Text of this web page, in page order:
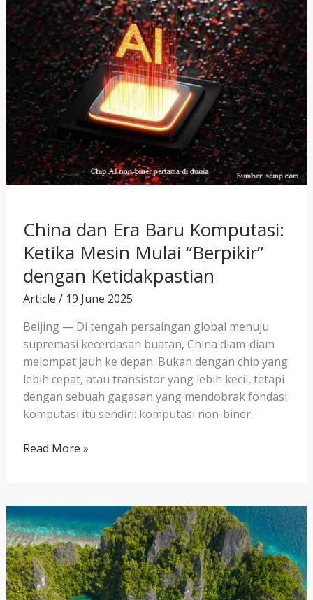
China dan Era Baru Komputasi:
Ketika Mesin Mulai “Berpikir”
dengan Ketidakpastian
Article / 19 June 2025
Beijing — Di tengah persaingan global menuju
supremasi kecerdasan buatan, China diam-diam
melompat jauh ke depan. Bukan dengan chip yang
lebih cepat, atau transistor yang lebih kecil, tetapi
dengan sebuah gagasan yang mendobrak fondasi
komputasi itu sendiri: komputasi non-biner.
dan
Era
Baru
Komputasi:
Ketika
Mesin
Mulai
“Berpikir”
dengan
Ketidakpastian
Read More »
Jalur
Ekonomi
Strategis
untuk
Raja